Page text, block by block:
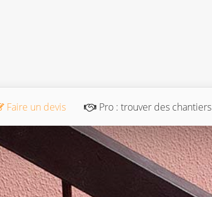
Faire un devis Pro : trouver des chantiers